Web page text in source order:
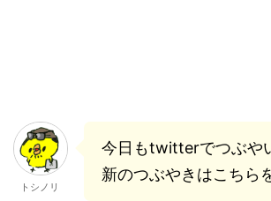
トシノリ
今日もtwitterでつぶや
新のつぶやきはこちら